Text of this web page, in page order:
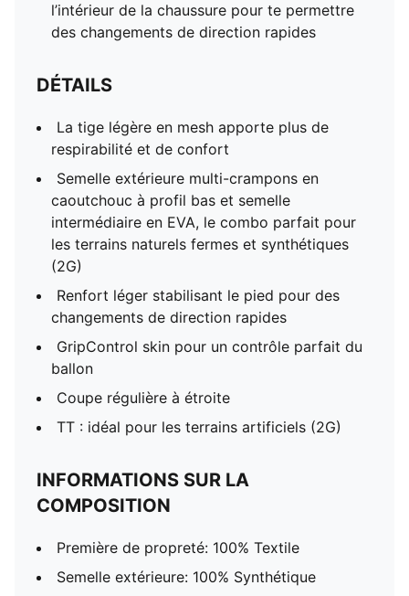
l’intérieur de la chaussure pour te permettre
des changements de direction rapides
DÉTAILS
La tige légère en mesh apporte plus de
respirabilité et de confort
Semelle extérieure multi-crampons en
caoutchouc à profil bas et semelle
intermédiaire en EVA, le combo parfait pour
les terrains naturels fermes et synthétiques
(2G)
Renfort léger stabilisant le pied pour des
changements de direction rapides
GripControl skin pour un contrôle parfait du
ballon
Coupe régulière à étroite
TT : idéal pour les terrains artificiels (2G)
INFORMATIONS SUR LA
COMPOSITION
Première de propreté: 100% Textile
Semelle extérieure: 100% Synthétique